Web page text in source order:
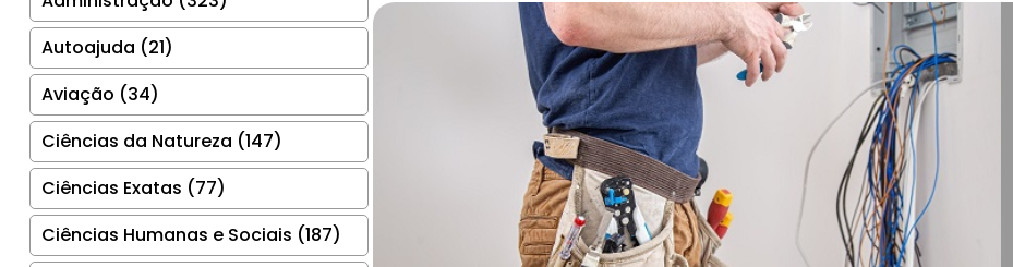
Autoajuda (21)
Aviação (34)
Ciências da Natureza (147)
Ciências Exatas (77)
Ciências Humanas e Sociais (187)